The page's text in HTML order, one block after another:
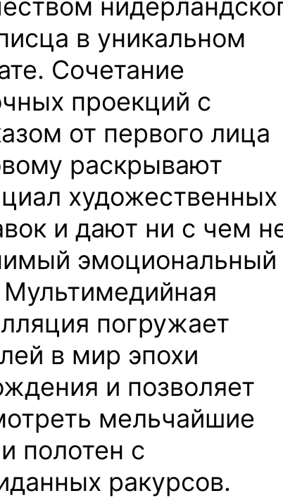
в уникальном
Сочетание
проекций с
от первого лица
раскрывают
художественных
и дают ни с чем
эмоциональный
погружает
в мир эпохи
и позволяет
мельчайшие
полотен с
ракурсов.